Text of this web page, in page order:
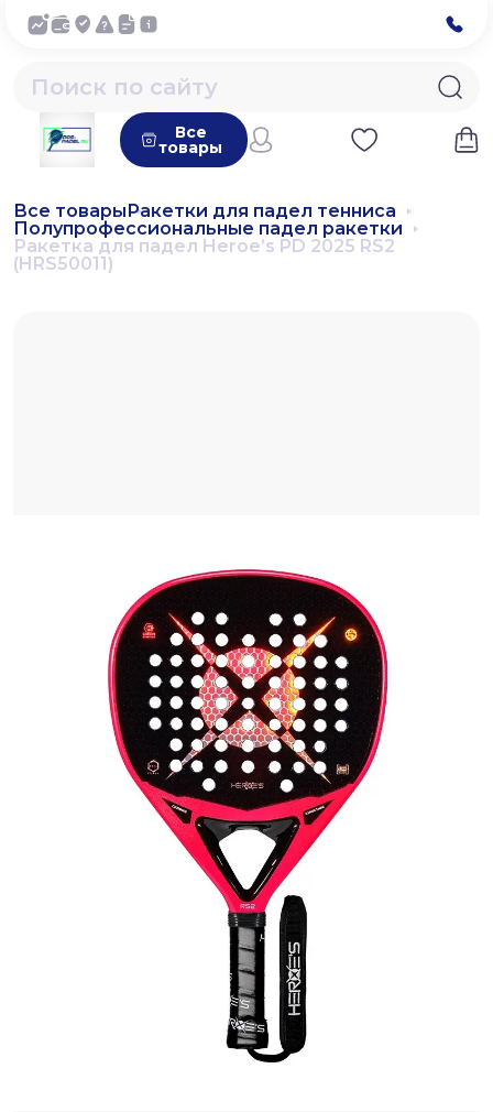
Все
товары
Все товарыРакетки для падел тенниса
Полупрофессиональные падел ракетки
Ракетка для падел Heroe’s PD 2025 RS2
(HRS50011)